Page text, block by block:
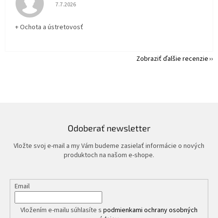
Hodnotenie obchodu je 5 z 5 hviezdičiek.
7.7.2026
+ Ochota a ústretovosť
Zobraziť ďalšie recenzie
Odoberať newsletter
Vložte svoj e-mail a my Vám budeme zasielať informácie o nových
produktoch na našom e-shope.
Email
Vložením e-mailu súhlasíte s podmienkami ochrany osobných